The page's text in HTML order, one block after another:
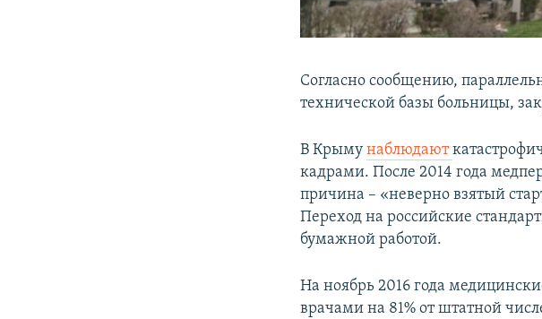
Согласно сообщению,
технической базы больницы,
В Крымунаблюдают
кадрами. После 2014 года
причина – «неверно взятый
Переход на российские
бумажной работой.
На ноябрь 2016 года
врачами на 81% от штатной